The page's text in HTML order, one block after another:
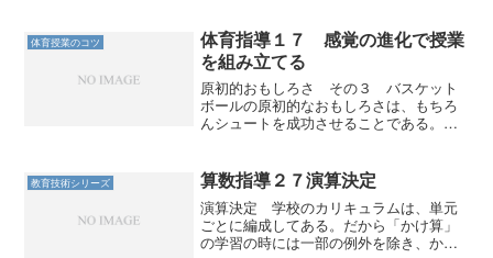
体育授業のコツ
体育指導１７ 感覚の進化で授業
を組み立てる
原初的おもしろさ その３ バスケット
ボールの原初的なおもしろさは、もちろ
んシュートを成功させることである。こ
させたいと思っている。苦手だからバス
ケットボールやサッカーは...
教育技術シリーズ 算数指導２７演算決定
演算決定 学校のカリキュラムは、単元
ごとに編成してある。だから「かけ算」
の学習の時には一部の例外を除き、かけ